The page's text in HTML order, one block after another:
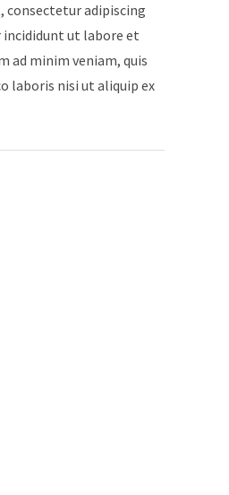
consectetur adipiscing
ut labore et
ad minim veniam, quis
laboris nisi ut aliquip ex